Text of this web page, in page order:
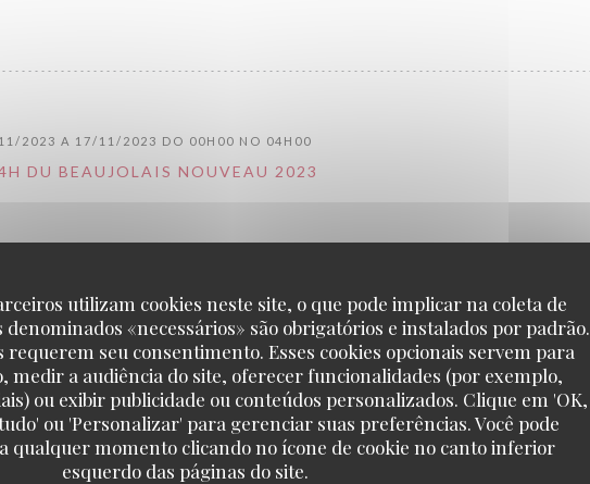
utilizam cookies neste site, o que pode implicar na coleta de
denominados «necessários» são obrigatórios e instalados por padrão.
requerem seu consentimento. Esses cookies opcionais servem para
medir a audiência do site, oferecer funcionalidades (por exemplo,
ou exibir publicidade ou conteúdos personalizados. Clique em 'OK,
ou 'Personalizar' para gerenciar suas preferências. Você pode
qualquer momento clicando no ícone de cookie no canto inferior
esquerdo das páginas do site.
2023 A 17/11/2023 DO 00H00 NO 04H00
DU BEAUJOLAIS NOUVEAU 2023
11/2022 A 17/11/2022 DO 00H00 NO 04H00
DU BEAUJOLAIS NOUVEAU 2022
INFORMAÇÕES((ABRE NUMA NOVA JANELA))